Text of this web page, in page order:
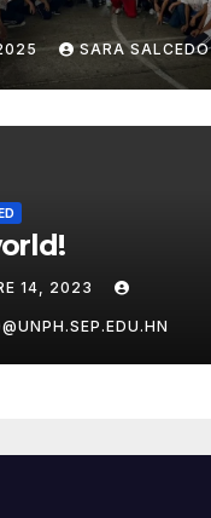
SARA SALCEDO
14, 2023